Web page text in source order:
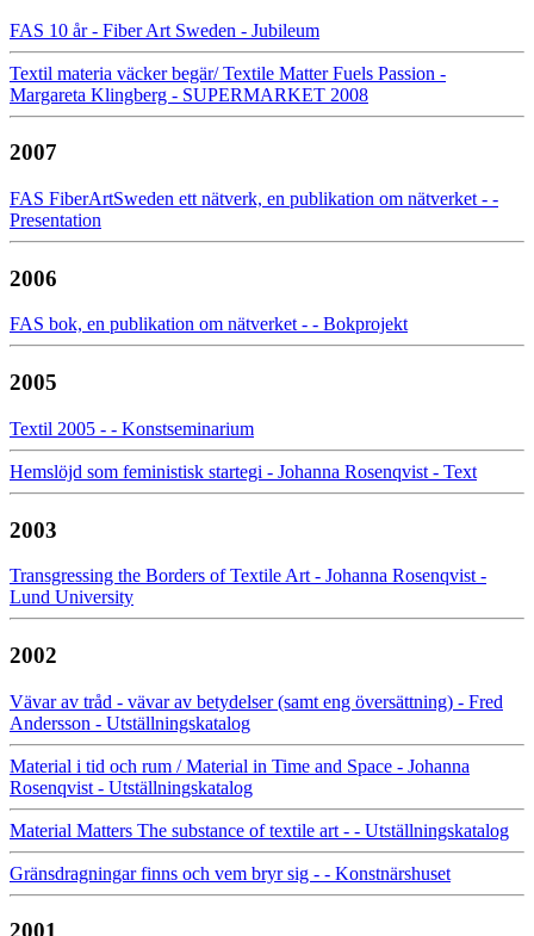
FAS 10 år - Fiber Art Sweden - Jubileum
Textil materia väcker begär/ Textile Matter Fuels Passion -
Margareta Klingberg - SUPERMARKET 2008
2007
FAS FiberArtSweden ett nätverk, en publikation om nätverket - -
Presentation
2006
FAS bok, en publikation om nätverket - - Bokprojekt
2005
Textil 2005 - - Konstseminarium
Hemslöjd som feministisk startegi - Johanna Rosenqvist - Text
2003
Transgressing the Borders of Textile Art - Johanna Rosenqvist -
Lund University
2002
Vävar av tråd - vävar av betydelser (samt eng översättning) - Fred
Andersson - Utställningskatalog
Material i tid och rum / Material in Time and Space - Johanna
Rosenqvist - Utställningskatalog
Material Matters The substance of textile art - - Utställningskatalog
Gränsdragningar finns och vem bryr sig - - Konstnärshuset